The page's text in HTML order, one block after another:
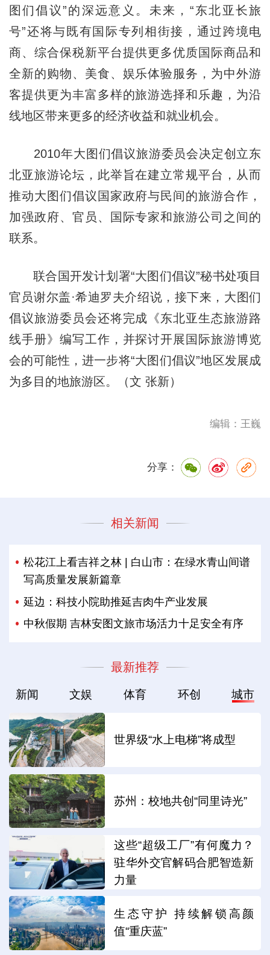
图们倡议”的深远意义。未来，“东北亚长旅
号”还将与既有国际专列相街接，通过跨境电
商、综合保税新平台提供更多优质国际商品和
全新的购物、美食、娱乐体验服务，为中外游
客提供更为丰富多样的旅游选择和乐趣，为沿
线地区带来更多的经济收益和就业机会。
2010年大图们倡议旅游委员会决定创立东
北亚旅游论坛，此举旨在建立常规平台，从而
推动大图们倡议国家政府与民间的旅游合作，
加强政府、官员、国际专家和旅游公司之间的
联系。
联合国开发计划署“大图们倡议”秘书处项目
官员谢尔盖·希迪罗夫介绍说，接下来，大图们
倡议旅游委员会还将完成《东北亚生态旅游路
线手册》编写工作，并探讨开展国际旅游博览
会的可能性，进一步将“大图们倡议”地区发展成
为多目的地旅游区。（文 张新）
编辑：王巍
分享：
相关新闻
松花江上看吉祥之林 | 白山市：在绿水青山间谱
写高质量发展新篇章
延边：科技小院助推延吉肉牛产业发展
中秋假期 吉林安图文旅市场活力十足安全有序
最新推荐
新闻 文娱 体育 环创 城市
世界级“水上电梯”将成型
苏州：校地共创“同里诗光”
这些“超级工厂”有何魔力？
驻华外交官解码合肥智造新
力量
生态守护 持续解锁高颜
值“重庆蓝”